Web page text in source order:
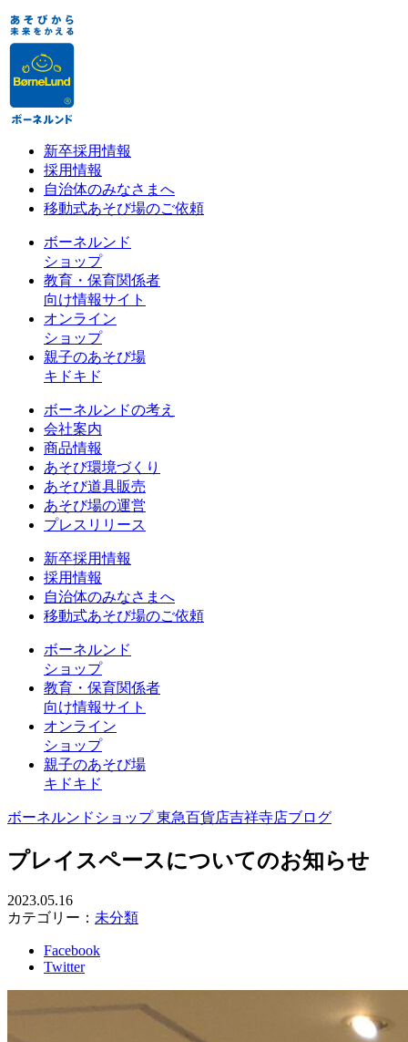
新卒採用情報
採用情報
自治体のみなさまへ
移動式あそび場のご依頼
ボーネルンド
ショップ
教育・保育関係者
向け情報サイト
オンライン
ショップ
親子のあそび場
キドキド
ボーネルンドの考え
会社案内
商品情報
あそび環境づくり
あそび道具販売
あそび場の運営
プレスリリース
新卒採用情報
採用情報
自治体のみなさまへ
移動式あそび場のご依頼
ボーネルンド
ショップ
教育・保育関係者
向け情報サイト
オンライン
ショップ
親子のあそび場
キドキド
ボーネルンドショップ 東急百貨店吉祥寺店ブログ
プレイスペースについてのお知らせ
2023.05.16
カテゴリー： 未分類
Facebook
Twitter